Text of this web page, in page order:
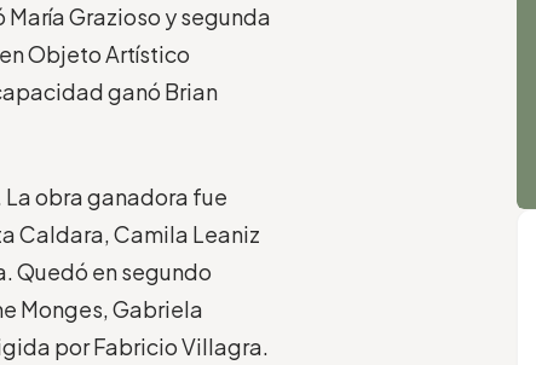
Grazioso y segunda
Objeto Artístico
ganó Brian
La obra ganadora fue
Caldara, Camila Leaniz
Quedó en segundo
Monges, Gabriela
por Fabricio Villagra.